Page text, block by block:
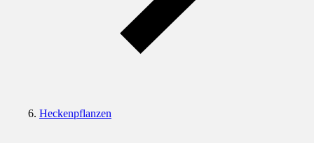
Heckenpflanzen